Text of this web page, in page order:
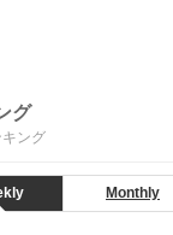
グ
ング
Monthly